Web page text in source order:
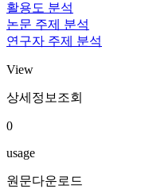
활용도 분석
논문 주제 분석
연구자 주제 분석
View
상세정보조회
0
usage
원문다운로드